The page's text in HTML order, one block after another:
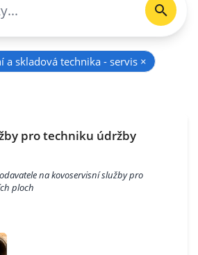
a skladová technika - servis ×
pro techniku údržby
na kovoservisní služby pro
ploch